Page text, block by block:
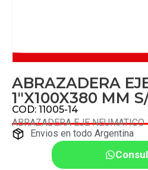
ABRAZADERA
1″X100X380 MM
COD: 11005-14
ABRAZADERA EJE
Envios en todo Argentina